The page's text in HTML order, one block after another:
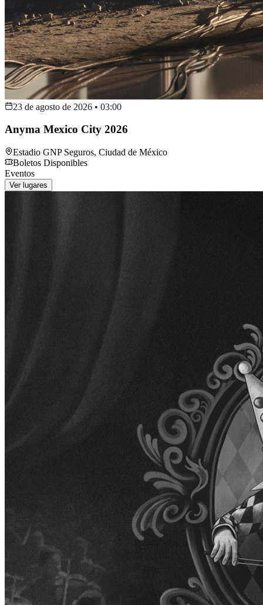
23 de agosto de 2026 • 03:00
Anyma Mexico City 2026
Estadio GNP Seguros, Ciudad de México
Boletos Disponibles
Eventos
Ver lugares